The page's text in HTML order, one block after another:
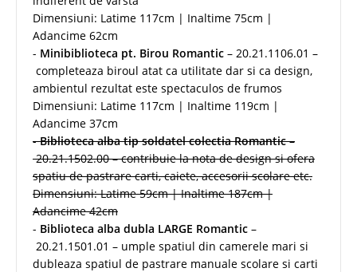
Dimensiuni: Latime 117cm | Inaltime 75cm |
Adancime 62cm
- Minibiblioteca pt. Birou Romantic – 20.21.1106.01 –
completeaza biroul atat ca utilitate dar si ca design,
ambientul rezultat este spectaculos de frumos
Dimensiuni: Latime 117cm | Inaltime 119cm |
Adancime 37cm
-Biblioteca alba tip soldatel colectia Romantic–
20.21.1502.00 – contribuie la nota de design si ofera
spatiu de pastrare carti, caiete, accesorii scolare etc.
Dimensiuni: Latime 59cm | Inaltime 187cm |
Adancime 42cm
- Biblioteca alba dubla LARGE Romantic –
20.21.1501.01 – umple spatiul din camerele mari si
dubleaza spatiul de pastrare manuale scolare si carti